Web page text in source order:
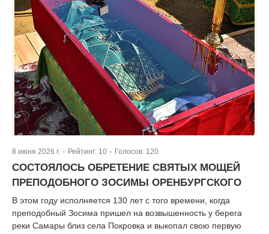
8 июня 2026 г. | Рейтинг: 10 Голосов: 120
СОСТОЯЛОСЬ ОБРЕТЕНИЕ СВЯТЫХ МОЩЕЙ
ПРЕПОДОБНОГО ЗОСИМЫ ОРЕНБУРГСКОГО
В этом году исполняется 130 лет с того времени, когда
преподобный Зосима пришел на возвышенность у берега
реки Самары близ села Покровка и выкопал свою первую